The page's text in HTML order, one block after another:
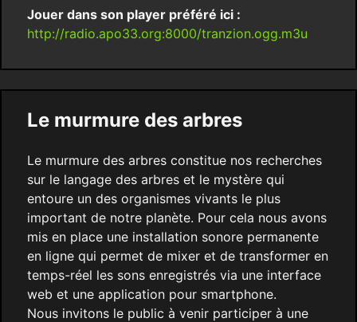
Jouer dans son player préféré ici :
http://radio.apo33.org:8000/tranzion.ogg.m3u
Le murmure des arbres
Le murmure des arbres constitue nos recherches
sur le langage des arbres et le mystère qui
entoure un des organismes vivants le plus
important de notre planète. Pour cela nous avons
mis en place une installation sonore permanente
en ligne qui permet de mixer et de transformer en
temps-réel les sons enregistrés via une interface
web et une application pour smartphone.
Nous invitons le public à venir participer à une